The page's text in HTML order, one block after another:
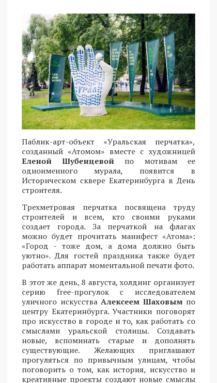
Паблик-арт-объект «Уральская перчатка»,
созданный «Атомом» вместе с художницей
Еленой Шубенцевой по мотивам ее
одноименного мурала, появится в
Историческом сквере Екатеринбурга в День
строителя.
Трехметровая перчатка посвящена труду
строителей и всем, кто своими руками
создает города. За перчаткой на флагах
можно будет прочитать манифест «Атома»:
«Город - тоже дом, а дома должно быть
уютно». Для гостей праздника также будет
работать аппарат моментальной печати фото.
В этот же день, 8 августа, холдинг организует
серию free-прогулок с исследователем
уличного искусства Алексеем Шаховым по
центру Екатеринбурга. Участники поговорят
про искусство в городе и то, как работать со
смыслами уральской столицы. Создавать
новые, вспоминать старые и дополнять
существующие. Желающих приглашают
прогуляться по привычным улицам, чтобы
поговорить о том, как история, искусство и
креативные проекты создают новые смыслы